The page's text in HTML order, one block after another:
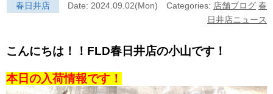
春日井店 Date: 2024.09.02(Mon) Categories: 店舗ブログ 春
日井店ニュース
こんにちは！！FLD春日井店の小山です！
本日の入荷情報です！